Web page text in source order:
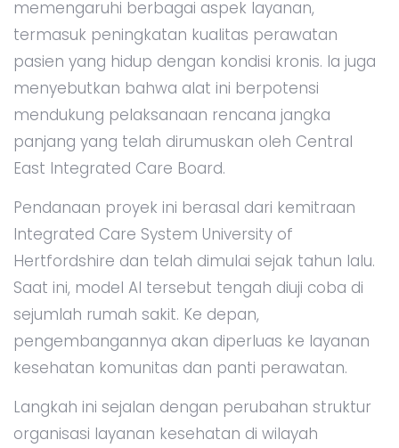
memengaruhi berbagai aspek layanan,
termasuk peningkatan kualitas perawatan
pasien yang hidup dengan kondisi kronis. Ia juga
menyebutkan bahwa alat ini berpotensi
mendukung pelaksanaan rencana jangka
panjang yang telah dirumuskan oleh Central
East Integrated Care Board.
Pendanaan proyek ini berasal dari kemitraan
Integrated Care System University of
Hertfordshire dan telah dimulai sejak tahun lalu.
Saat ini, model AI tersebut tengah diuji coba di
sejumlah rumah sakit. Ke depan,
pengembangannya akan diperluas ke layanan
kesehatan komunitas dan panti perawatan.
Langkah ini sejalan dengan perubahan struktur
organisasi layanan kesehatan di wilayah